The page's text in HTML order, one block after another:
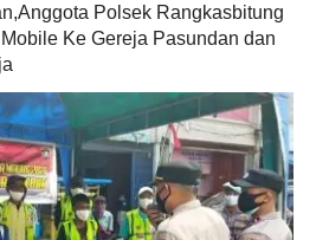
Polsek Rangkasbitung
Ke Gereja Pasundan dan